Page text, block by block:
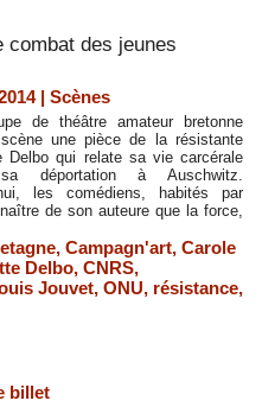
combat des jeunes
| Scènes
de théâtre amateur bretonne
une pièce de la résistante
Delbo qui relate sa vie carcérale
déportation à Auschwitz.
les comédiens, habités par
de son auteure que la force,
, Campagn'art, Carole
Delbo, CNRS,
Jouvet, ONU, résistance,
billet